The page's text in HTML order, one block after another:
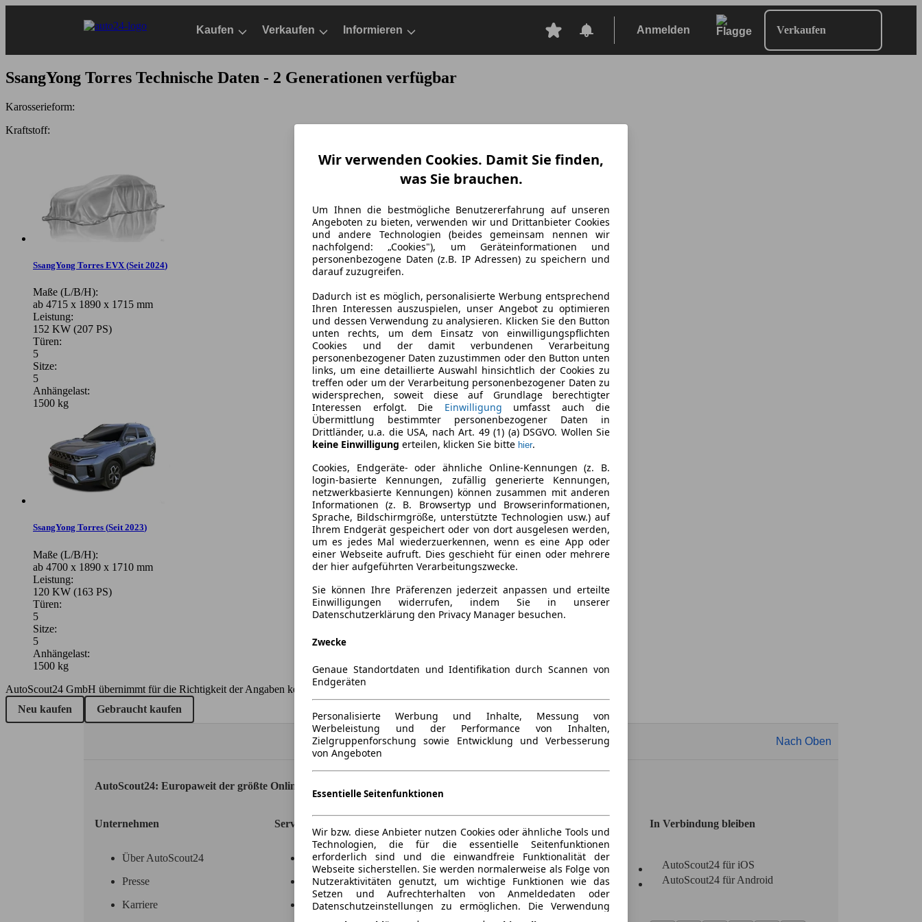
Kaufen Verkaufen Informieren Anmelden Verkaufen
SsangYong Torres Technische Daten - 2 Generationen verfügbar
Karosserieform:
Kraftstoff:
SsangYong Torres EVX (Seit 2024)
Maße (L/B/H):
ab 4715 x 1890 x 1715 mm
Leistung:
152 KW (207 PS)
Türen:
5
Sitze:
5
Anhängelast:
1500 kg
SsangYong Torres (Seit 2023)
Maße (L/B/H):
ab 4700 x 1890 x 1710 mm
Leistung:
120 KW (163 PS)
Türen:
5
Sitze:
5
Anhängelast:
1500 kg
AutoScout24 GmbH übernimmt für die Richtigkeit der Angaben keine Gewähr.
Neu kaufen
Gebraucht kaufen
Nach Oben
AutoScout24: Europaweit der größte Online-Automarkt.
Unternehmen
Über AutoScout24
Presse
Karriere
Service
Hilfe
Kodex
Kontakt
Anmelden
Registrieren
Vorteile
In Verbindung bleiben
AutoScout24 für iOS
AutoScout24 für Android
Wir verwenden Cookies. Damit Sie finden,
was Sie brauchen.
Um Ihnen die bestmögliche Benutzererfahrung auf unseren
Angeboten zu bieten, verwenden wir und Drittanbieter Cookies
und andere Technologien (beides gemeinsam nennen wir
nachfolgend: „Cookies"), um Geräteinformationen und
personenbezogene Daten (z.B. IP Adressen) zu speichern und
darauf zuzugreifen.
Dadurch ist es möglich, personalisierte Werbung entsprechend
Ihren Interessen auszuspielen, unser Angebot zu optimieren
und dessen Verwendung zu analysieren. Klicken Sie den Button
unten rechts, um dem Einsatz von einwilligungspflichten
Cookies und der damit verbundenen Verarbeitung
personenbezogener Daten zuzustimmen oder den Button unten
links, um eine detaillierte Auswahl hinsichtlich der Cookies zu
treffen oder um der Verarbeitung personenbezogener Daten zu
widersprechen, soweit diese auf Grundlage berechtigter
Interessen erfolgt. Die Einwilligung umfasst auch die
Übermittlung bestimmter personenbezogener Daten in
Drittländer, u.a. die USA, nach Art. 49 (1) (a) DSGVO. Wollen Sie
keine Einwilligung erteilen, klicken Sie bitte hier.
Cookies, Endgeräte- oder ähnliche Online-Kennungen (z. B.
login-basierte Kennungen, zufällig generierte Kennungen,
netzwerkbasierte Kennungen) können zusammen mit anderen
Informationen (z. B. Browsertyp und Browserinformationen,
Sprache, Bildschirmgröße, unterstützte Technologien usw.) auf
Ihrem Endgerät gespeichert oder von dort ausgelesen werden,
um es jedes Mal wiederzuerkennen, wenn es eine App oder
einer Webseite aufruft. Dies geschieht für einen oder mehrere
der hier aufgeführten Verarbeitungszwecke.
Sie können Ihre Präferenzen jederzeit anpassen und erteilte
Einwilligungen widerrufen, indem Sie in unserer
Datenschutzerklärung den Privacy Manager besuchen.
Zwecke
Genaue Standortdaten und Identifikation durch Scannen von
Endgeräten
Personalisierte Werbung und Inhalte, Messung von
Werbeleistung und der Performance von Inhalten,
Zielgruppenforschung sowie Entwicklung und Verbesserung
von Angeboten
Essentielle Seitenfunktionen
Wir bzw. diese Anbieter nutzen Cookies oder ähnliche Tools und
Technologien, die für die essentielle Seitenfunktionen
erforderlich sind und die einwandfreie Funktionalität der
Webseite sicherstellen. Sie werden normalerweise als Folge von
Nutzeraktivitäten genutzt, um wichtige Funktionen wie das
Setzen und Aufrechterhalten von Anmeldedaten oder
Datenschutzeinstellungen zu ermöglichen. Die Verwendung
dieser Cookies bzw. ähnlicher Technologien kann normalerweise